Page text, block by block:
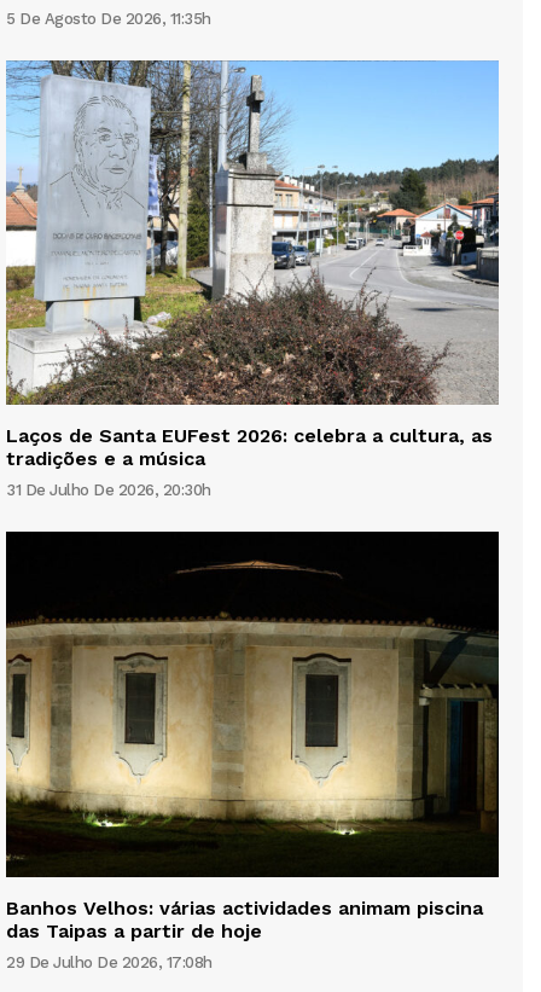
5 De Agosto De 2026, 11:35h
Laços de Santa EUFest 2026: celebra a cultura, as
tradições e a música
31 De Julho De 2026, 20:30h
Banhos Velhos: várias actividades animam piscina
das Taipas a partir de hoje
29 De Julho De 2026, 17:08h